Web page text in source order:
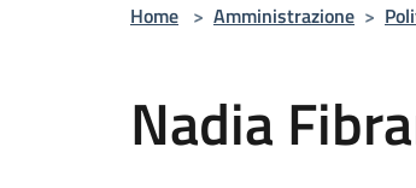
Home > Amministrazione >
Nadia